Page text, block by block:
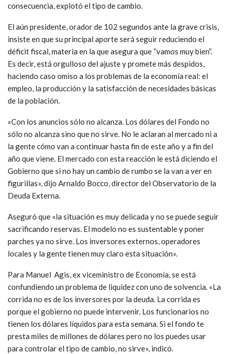
consecuencia, explotó el tipo de cambio.
El aún presidente, orador de 102 segundos ante la grave crisis,
insiste en que su principal aporte será seguir reduciendo el
déficit fiscal, materia en la que asegura que “vamos muy bien”.
Es decir, está orgulloso del ajuste y promete más despidos,
haciendo caso omiso a los problemas de la economía real: el
empleo, la producción y la satisfacción de necesidades básicas
de la población.
«Con los anuncios sólo no alcanza. Los dólares del Fondo no
sólo no alcanza sino que no sirve. No le aclaran al mercado ni a
la gente cómo van a continuar hasta fin de este año y a fin del
año que viene. El mercado con esta reacción le está diciendo el
Gobierno que si no hay un cambio de rumbo se la van a ver en
figurillas», dijo Arnaldo Bocco, director del Observatorio de la
Deuda Externa.
Aseguró que «la situación es muy delicada y no se puede seguir
sacrificando reservas. El modelo no es sustentable y poner
parches ya no sirve. Los inversores externos, operadores
locales y la gente tienen muy claro esta situación».
Para Manuel Agis, ex viceministro de Economía, se está
confundiendo un problema de liquidez con uno de solvencia. «La
corrida no es de los inversores por la deuda. La corrida es
porque el gobierno no puede intervenir. Los funcionarios no
tienen los dólares líquidos para esta semana. Si el fondo te
presta miles de millones de dólares pero no los puedes usar
para controlar el tipo de cambio, no sirve», indicó.